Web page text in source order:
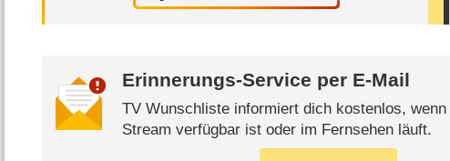
Erinnerungs-Service per E-Mail
TV Wunschliste informiert dich kostenlos, wenn
Stream verfügbar ist oder im Fernsehen läuft.